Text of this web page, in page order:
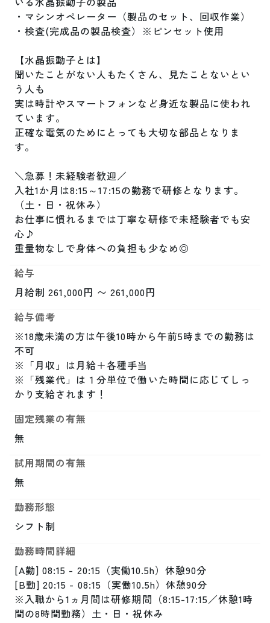
・マシンオペレーター（製品のセット、回収作業）
・検査(完成品の製品検査）※ピンセット使用
【水晶振動子とは】
聞いたことがない人もたくさん、見たことないとい
う人も
実は時計やスマートフォンなど身近な製品に使われ
ています。
正確な電気のためにとっても大切な部品となりま
す。
＼急募！未経験者歓迎／
入社1か月は8:15～17:15の勤務で研修となります。
（土・日・祝休み）
お仕事に慣れるまでは丁寧な研修で未経験者でも安
心♪
重量物なしで身体への負担も少なめ◎
給与
月給制 261,000円 〜 261,000円
給与備考
※18歳未満の方は午後10時から午前5時までの勤務は
不可
※「月収」は月給＋各種手当
※「残業代」は１分単位で働いた時間に応じてしっ
かり支給されます！
固定残業の有無
無
試用期間の有無
無
勤務形態
シフト制
勤務時間詳細
[A勤] 08:15 - 20:15（実働10.5h）休憩90分
[B勤] 20:15 - 08:15（実働10.5h）休憩90分
※入職から1ヵ月間は研修期間（8:15-17:15／休憩1時
間の8時間勤務）土・日・祝休み